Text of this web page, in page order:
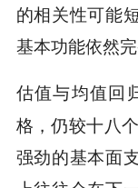
的相关性可能
基本功能依然完
估值与均值回
格，仍较十八
强劲的基本面